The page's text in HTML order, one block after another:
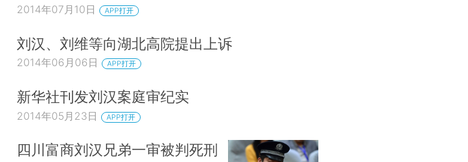
2014年07月10日 APP打开
刘汉、刘维等向湖北高院提出上诉
2014年06月06日 APP打开
新华社刊发刘汉案庭审纪实
2014年05月23日 APP打开
四川富商刘汉兄弟一审被判死刑